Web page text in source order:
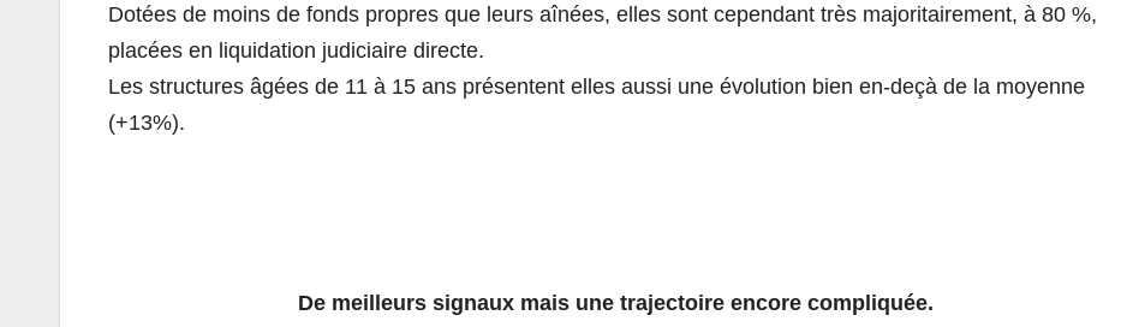
Dotées de moins de fonds propres que leurs aînées, elles sont cependant très majoritairement, à 80 %,
placées en liquidation judiciaire directe.
Les structures âgées de 11 à 15 ans présentent elles aussi une évolution bien en-deçà de la moyenne
(+13%).
De meilleurs signaux mais une trajectoire encore compliquée.